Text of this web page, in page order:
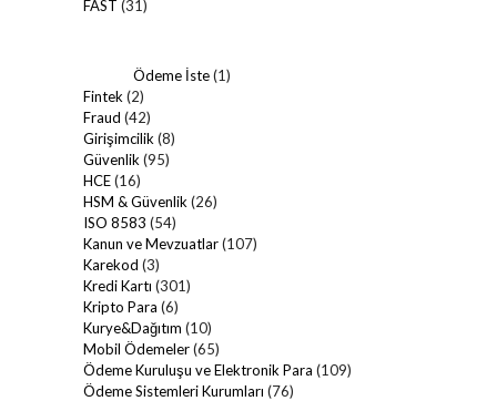
FAST (31)
Ödeme İste(1)
Fintek (2)
Fraud (42)
Girişimcilik (8)
Güvenlik (95)
HCE(16)
HSM & Güvenlik (26)
ISO 8583 (54)
Kanun ve Mevzuatlar(107)
Karekod (3)
Kredi Kartı (301)
Kripto Para (6)
Kurye&Dağıtım (10)
Mobil Ödemeler(65)
Ödeme Kuruluşu ve Elektronik Para (109)
Ödeme Sistemleri Kurumları (76)